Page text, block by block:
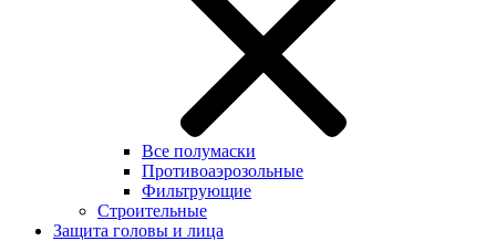
Все полумаски
Противоаэрозольные
Фильтрующие
Строительные
Защита головы и лица